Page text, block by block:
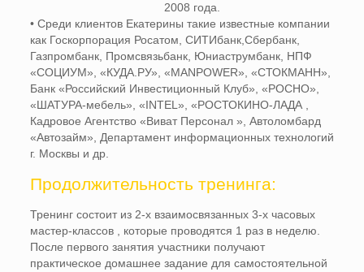
2008 года.
• Среди клиентов Екатерины такие известные компании
как Госкорпорация Росатом, СИТИбанк,Сбербанк,
Газпромбанк, Промсвязьбанк, Юниаструмбанк, НПФ
«СОЦИУМ», «КУДА.РУ», «MANPOWER», «СТОКМАНН»,
Банк «Российский Инвестиционный Клуб», «РОСНО»,
«ШАТУРА-мебель», «INTEL», «РОСТОКИНО-ЛАДА ,
Кадровое Агентство «Виват Персонал », Автоломбард
«Автозайм», Департамент информационных технологий
г. Москвы и др.
Продолжительность тренинга:
Тренинг состоит из 2-х взаимосвязанных 3-х часовых
мастер-классов , которые проводятся 1 раз в неделю.
После первого занятия участники получают
практическое домашнее задание для самостоятельной